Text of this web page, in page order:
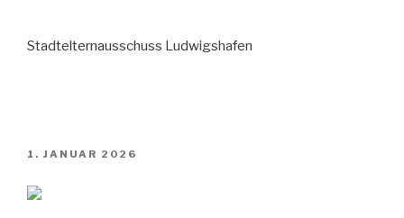
Stadtelternausschuss Ludwigshafen
VERÖFFENTLICHT
1. JANUAR 2026